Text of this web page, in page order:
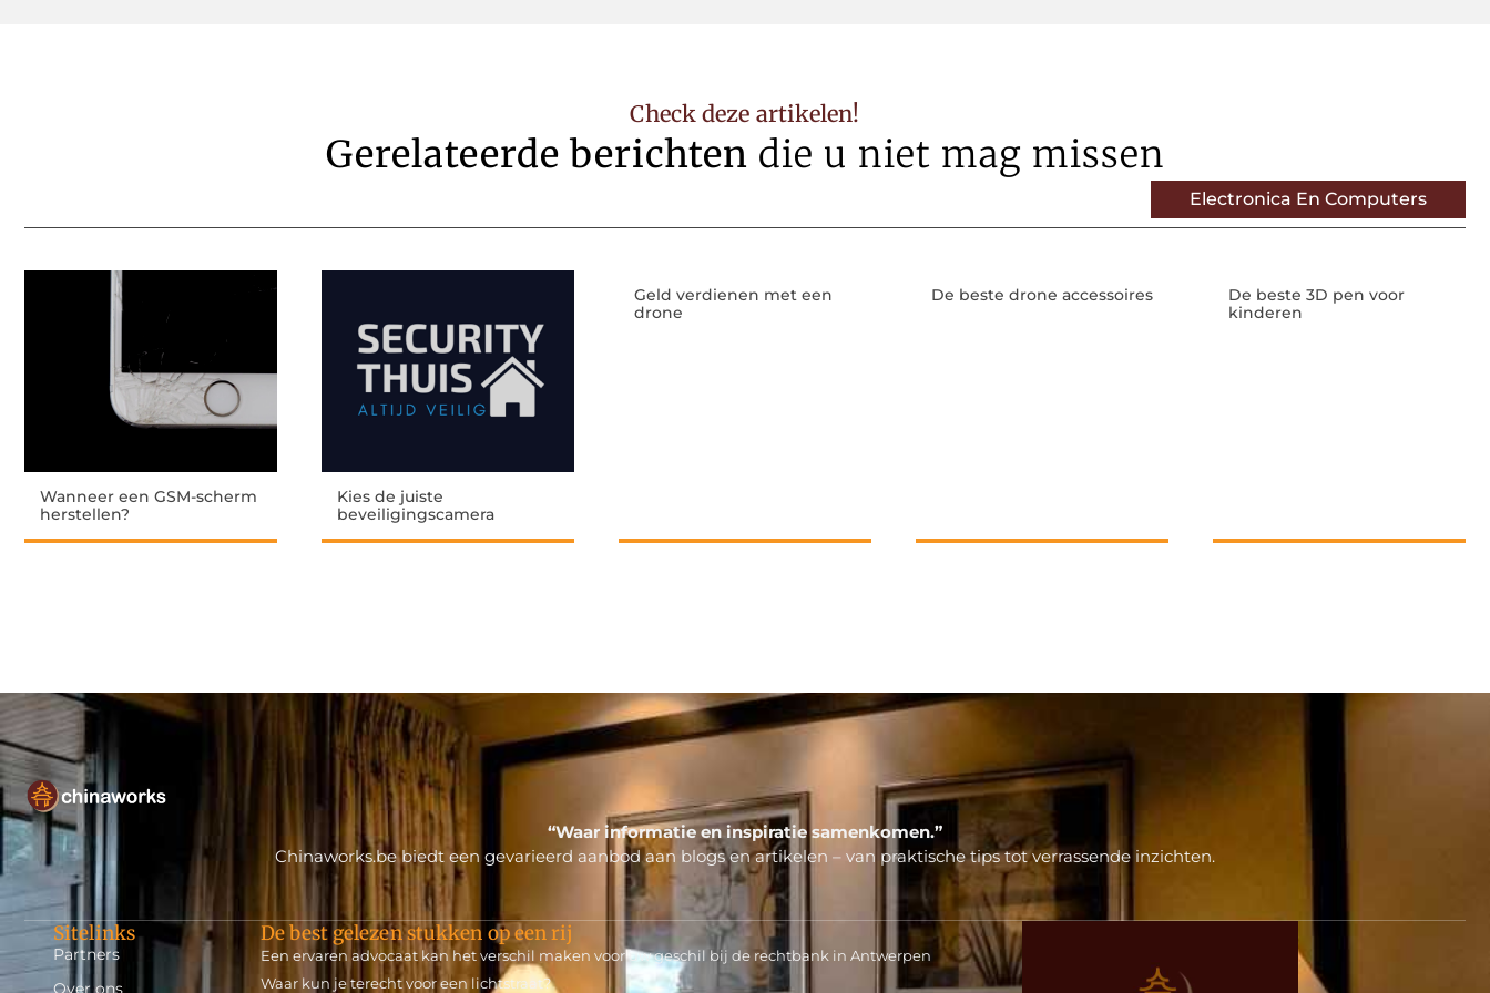
Check deze artikelen!
Gerelateerde berichten die u niet mag missen
Electronica En Computers
Wanneer een GSM-scherm
herstellen?
Kies de juiste
beveiligingscamera
Geld verdienen met een
drone
De beste drone accessoires
De beste 3D pen voor
kinderen
“Waar informatie en inspiratie samenkomen.”
Chinaworks.be biedt een gevarieerd aanbod aan blogs en artikelen – van praktische tips tot verrassende inzichten.
Sitelinks
Partners
Over ons
De best gelezen stukken op een rij
Een ervaren advocaat kan het verschil maken voor uw geschil bij de rechtbank in Antwerpen
Waar kun je terecht voor een lichtstraat?